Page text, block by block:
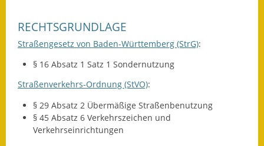
Nahverkehr
Ver- & Entsorgung
Klimaschutzagentur
Freizeit
RECHTSGRUNDLAGE
Straßengesetz von Baden-Württemberg (StrG):
§ 16 Absatz 1 Satz 1 Sondernutzung
Straßenverkehrs-Ordnung (StVO):
§ 29 Absatz 2 Übermäßige Straßenbenutzung
§ 45 Absatz 6 Verkehrszeichen und
Verkehrseinrichtungen